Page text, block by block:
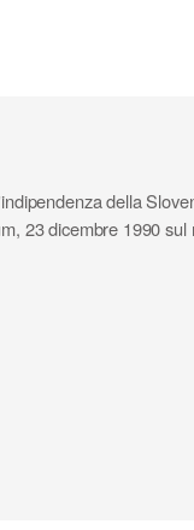
della
23 dicembre 1990